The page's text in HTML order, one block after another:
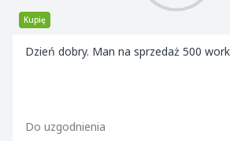
Kupię
Dzień dobry. Man na sprzedaż 500
Do uzgodnienia